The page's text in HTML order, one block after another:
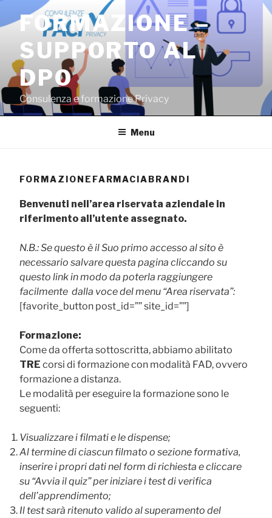
contenuto
FORMAZIONE –
SUPPORTO AL
DPO
Consulenza e formazione Privacy
Menu
FORMAZIONEFARMACIABRANDI
Benvenuti nell’area riservata aziendale in
riferimento all’utente assegnato.
N.B.: Se questo è il Suo primo accesso al sito è
necessario salvare questa pagina cliccando su
questo link in modo da poterla raggiungere
facilmente dalla voce del menu “Area riservata”:
[favorite_button post_id=”” site_id=””]
Formazione:
Come da offerta sottoscritta, abbiamo abilitato
TRE corsi di formazione con modalità FAD, ovvero
formazione a distanza.
Le modalità per eseguire la formazione sono le
seguenti:
Visualizzarei filmati e le dispense;
Al termine di ciascun filmato o sezione formativa,
inserire i propri dati nel form di richiesta e cliccare
su “Avvia il quiz” per iniziare i test di verifica
dell’apprendimento;
Il test sarà ritenuto valido al superamento del